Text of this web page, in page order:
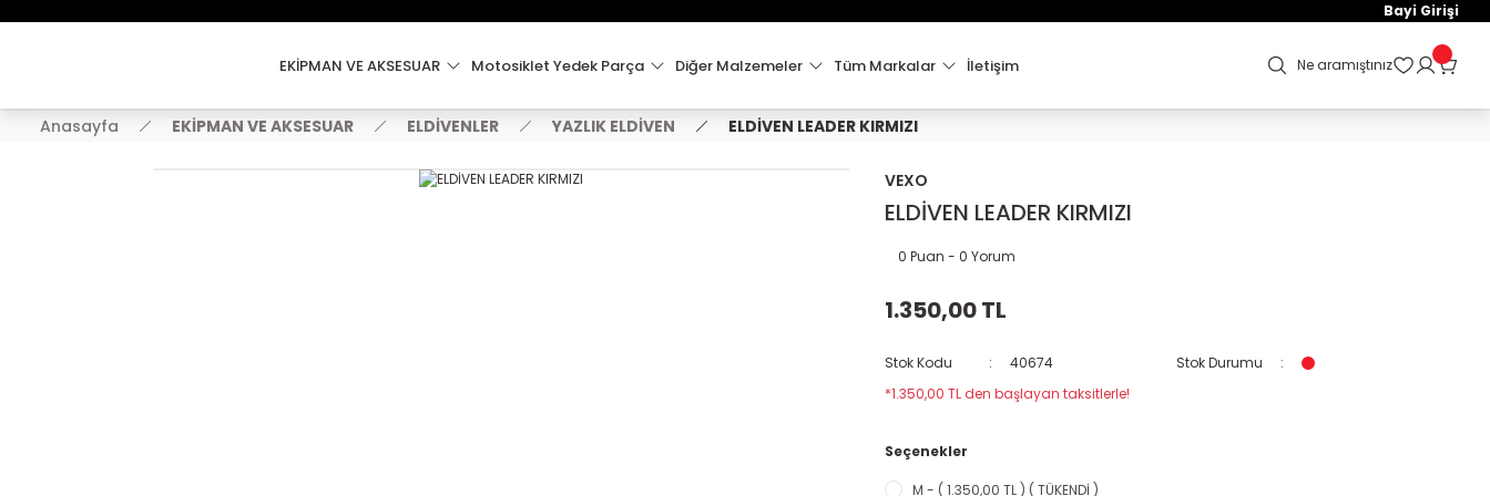
2000 TL VE ÜZERİ KARGO ÜCRETSİZ !
Bayi Girişi
EKİPMAN VE AKSESUAR Motosiklet Yedek Parça Diğer Malzemeler Tüm Markalar İletişim Ne aramıştınız
Anasayfa EKİPMAN VE AKSESUAR ELDİVENLER YAZLIK ELDİVEN ELDİVEN LEADER KIRMIZI
VEXO
ELDİVEN LEADER KIRMIZI
0 Puan - 0 Yorum
1.350,00 TL
Stok Kodu 40674
Stok Durumu
*1.350,00 TL den başlayan taksitlerle!
Seçenekler
M - ( 1.350,00 TL ) ( TÜKENDİ )